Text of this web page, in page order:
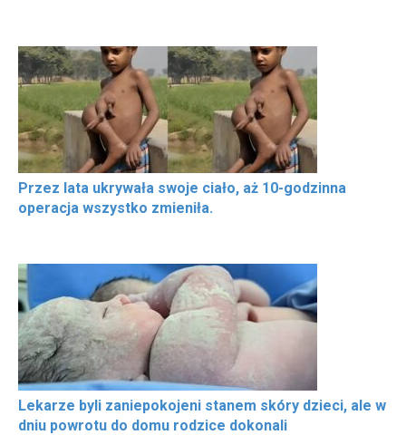
Przez lata ukrywała swoje ciało, aż 10-godzinna
operacja wszystko zmieniła.
Lekarze byli zaniepokojeni stanem skóry dzieci, ale w
dniu powrotu do domu rodzice dokonali